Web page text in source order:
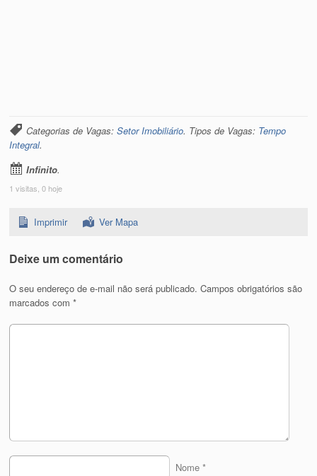
Categorias de Vagas:Setor Imobiliário. Tipos de Vagas: Tempo
Integral.
Infinito.
1 visitas, 0 hoje
Imprimir Ver Mapa
Deixe um comentário
O seu endereço de e-mail não será publicado. Campos obrigatórios são
marcados com*
Nome *